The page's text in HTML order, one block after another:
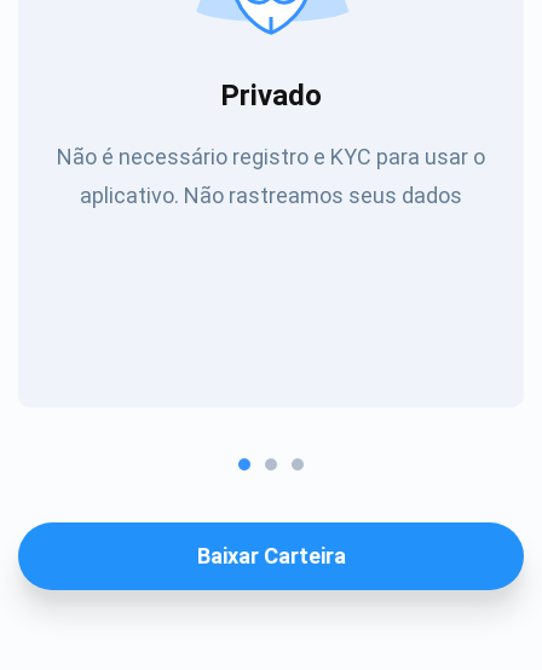
Privado
Não é necessário registro e KYC para usar o
aplicativo. Não rastreamos seus dados
Baixar Carteira